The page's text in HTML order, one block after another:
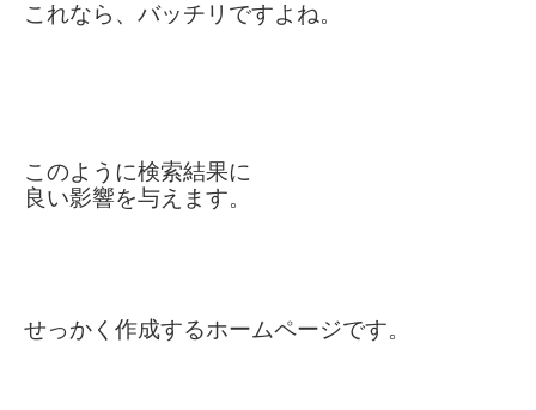
これなら、バッチリですよね。
このように検索結果に
良い影響を与えます。
せっかく作成するホームページです。